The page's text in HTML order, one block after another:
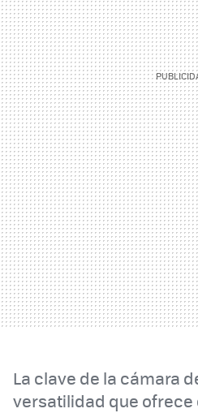
La clave de la cámara
versatilidad que